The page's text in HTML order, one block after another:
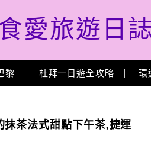
愛旅遊日
黎 杜拜一日遊全攻略 環
抹茶法式甜點下午茶,捷運